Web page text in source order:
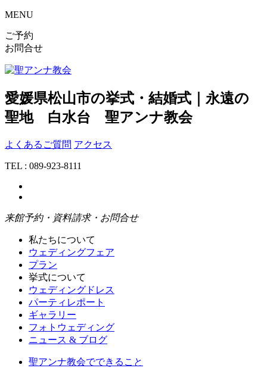
MENU
ご予約
お問合せ
愛媛県松山市の挙式・結婚式｜永遠の
聖地 白水台 聖アンナ教会
よくあるご質問 アクセス
TEL : 089-923-8111
来館予約・資料請求・お問合せ
私たちについて
ウェディングフェア
プラン
挙式について
ウェディングドレス
パーティレポート
ギャラリー
フォトウェディング
ニュース & ブログ
聖アンナ教会でできること